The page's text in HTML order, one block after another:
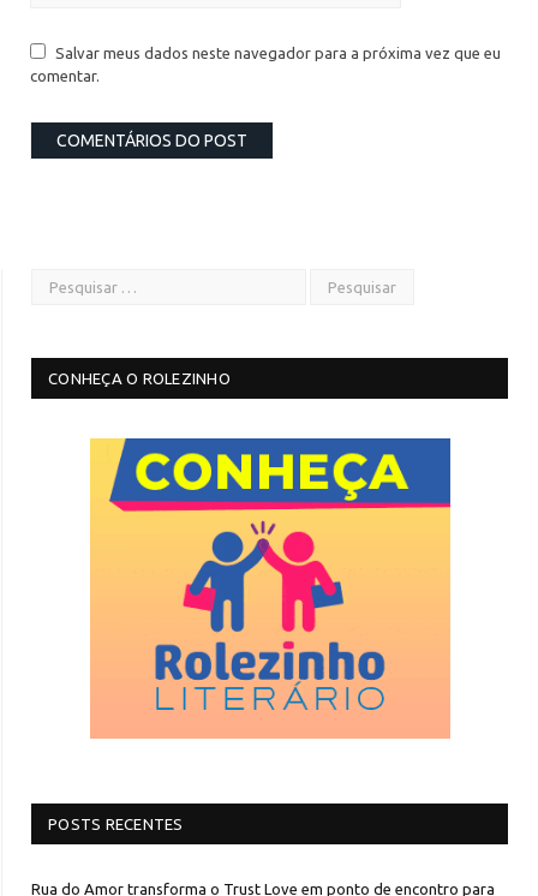
Salvar meus dados neste navegador para a próxima vez que eu
comentar.
CONHEÇA O ROLEZINHO
POSTS RECENTES
Rua do Amor transforma o Trust Love em ponto de encontro para